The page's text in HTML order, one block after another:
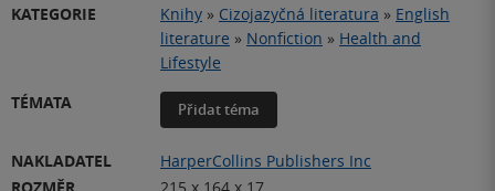
KATEGORIE
Knihy » Cizojazyčná literatura » English
literature » Nonfiction » Health and
Lifestyle
TÉMATA
Přidat téma
NAKLADATEL
HarperCollins Publishers Inc